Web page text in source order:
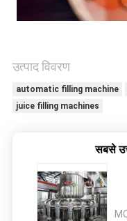
साइटमैप
PRIVACY
उत्पाद विवरण
automatic filling machine
juice filling machines
सबसे